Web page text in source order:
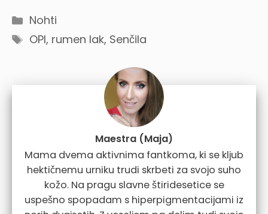
Categories
Nohti
Tags
OPI, rumen lak, Senčila
Maestra (Maja)
Mama dvema aktivnima fantkoma, ki se kljub
hektičnemu urniku trudi skrbeti za svojo suho
kožo. Na pragu slavne štiridesetice se
uspešno spopadam s hiperpigmentacijami iz